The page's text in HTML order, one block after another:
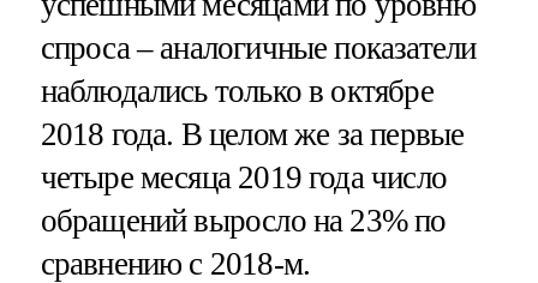
спроса – аналогичные показатели
наблюдались только в октябре
2018 года. В целом же за первые
четыре месяца 2019 года число
обращений выросло на 23% по
сравнению с 2018-м.